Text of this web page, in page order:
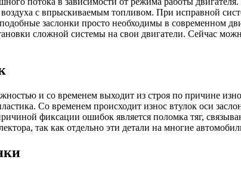
с впрыскиваемым топливом. При исправной
заслонки просто необходимы в современном
сложной системы на свои двигатели. Сейчас
и со временем выходит из строя по причине
Со временем происходит износ втулок оси
фиксации ошибок является поломка тяг,
так как отдельно эти детали на многие